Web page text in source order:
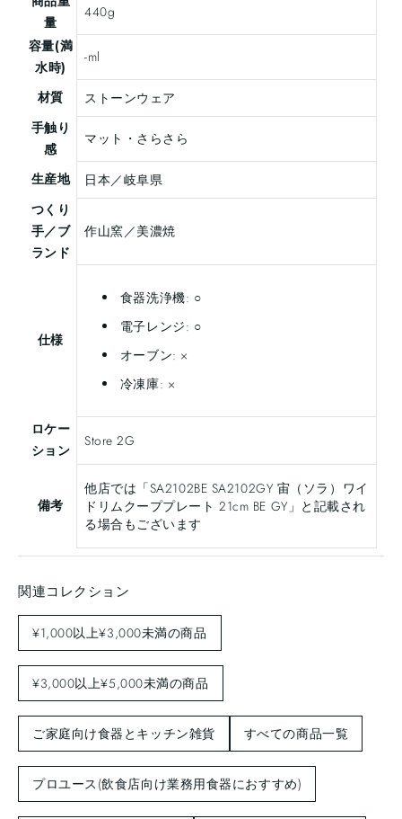
量
440g
容量(満
水時)
-ml
材質
ストーンウェア
手触り
感
マット・さらさら
生産地
日本／岐阜県
つくり
手／ブ
ランド
作山窯／美濃焼
仕様
食器洗浄機: ○
電子レンジ: ○
オーブン: ×
冷凍庫: ×
ロケー
ション
Store 2G
備考
他店では「SA2102BE SA2102GY 宙（ソラ）ワイ
ドリムクーププレート 21cm BE GY」と記載され
る場合もございます
関連コレクション
¥1,000以上¥3,000未満の商品
¥3,000以上¥5,000未満の商品
ご家庭向け食器とキッチン雑貨 すべての商品一覧
プロユース(飲食店向け業務用食器におすすめ)